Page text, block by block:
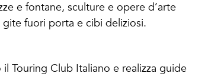
e fontane, sculture e opere d’arte
fuori porta e cibi deliziosi.
Touring Club Italiano e realizza guide